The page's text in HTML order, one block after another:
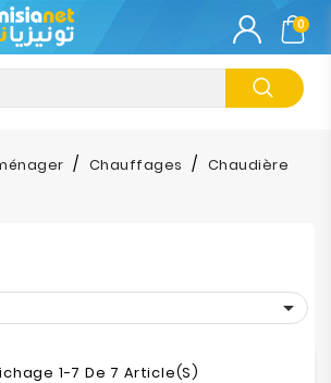
0
Chauffages Chaudière

1-7 De 7 Article(s)